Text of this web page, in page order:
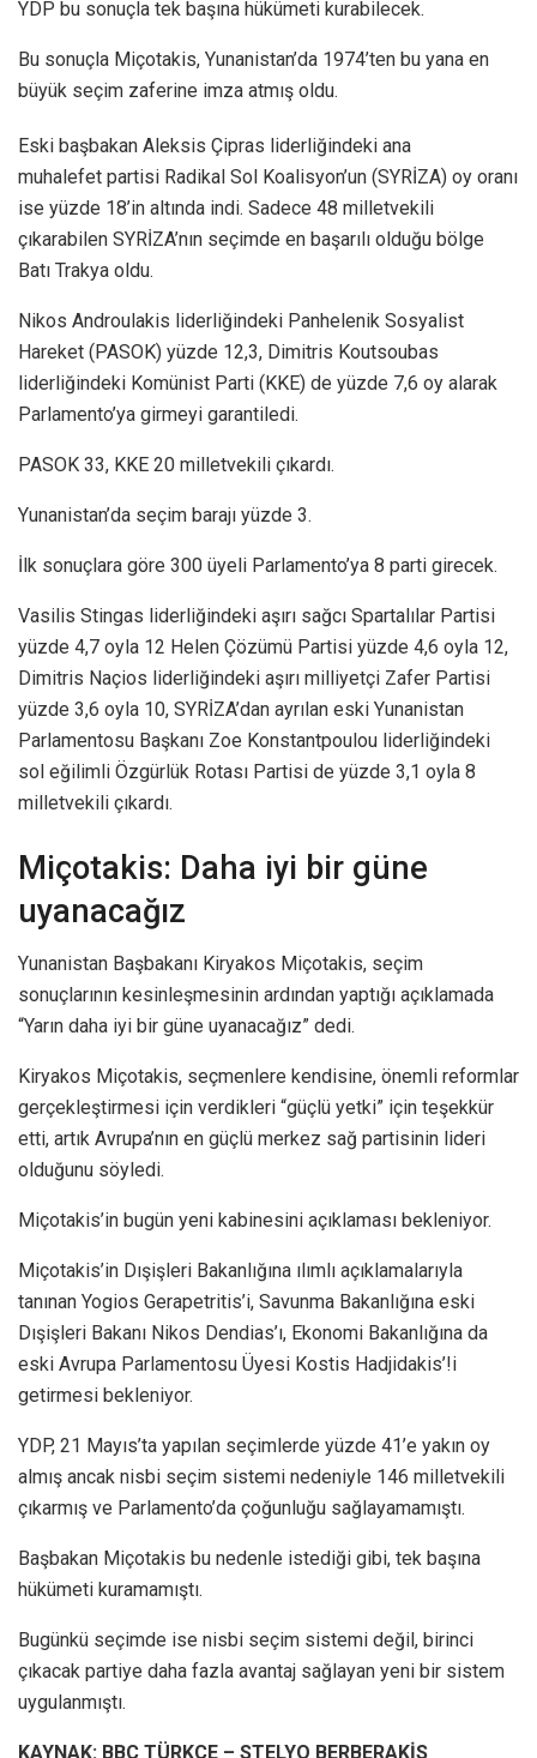
YDP bu sonuçla tek başına hükümeti kurabilecek.
Bu sonuçla Miçotakis, Yunanistan’da 1974’ten bu yana en
büyük seçim zaferine imza atmış oldu.
Eski başbakan Aleksis Çipras liderliğindeki ana
muhalefet partisi Radikal Sol Koalisyon’un (SYRİZA) oy oranı
ise yüzde 18’in altında indi. Sadece 48 milletvekili
çıkarabilen SYRİZA’nın seçimde en başarılı olduğu bölge
Batı Trakya oldu.
Nikos Androulakis liderliğindeki Panhelenik Sosyalist
Hareket (PASOK) yüzde 12,3, Dimitris Koutsoubas
liderliğindeki Komünist Parti (KKE) de yüzde 7,6 oy alarak
Parlamento’ya girmeyi garantiledi.
PASOK 33, KKE 20 milletvekili çıkardı.
Yunanistan’da seçim barajı yüzde 3.
İlk sonuçlara göre 300 üyeli Parlamento’ya 8 parti girecek.
Vasilis Stingas liderliğindeki aşırı sağcı Spartalılar Partisi
yüzde 4,7 oyla 12 Helen Çözümü Partisi yüzde 4,6 oyla 12,
Dimitris Naçios liderliğindeki aşırı milliyetçi Zafer Partisi
yüzde 3,6 oyla 10, SYRİZA’dan ayrılan eski Yunanistan
Parlamentosu Başkanı Zoe Konstantpoulou liderliğindeki
sol eğilimli Özgürlük Rotası Partisi de yüzde 3,1 oyla 8
milletvekili çıkardı.
Miçotakis: Daha iyi bir güne
uyanacağız
Yunanistan Başbakanı Kiryakos Miçotakis, seçim
sonuçlarının kesinleşmesinin ardından yaptığı açıklamada
“Yarın daha iyi bir güne uyanacağız” dedi.
Kiryakos Miçotakis, seçmenlere kendisine, önemli reformlar
gerçekleştirmesi için verdikleri “güçlü yetki” için teşekkür
etti, artık Avrupa’nın en güçlü merkez sağ partisinin lideri
olduğunu söyledi.
Miçotakis’in bugün yeni kabinesini açıklaması bekleniyor.
Miçotakis’in Dışişleri Bakanlığına ılımlı açıklamalarıyla
tanınan Yogios Gerapetritis’i, Savunma Bakanlığına eski
Dışişleri Bakanı Nikos Dendias’ı, Ekonomi Bakanlığına da
eski Avrupa Parlamentosu Üyesi Kostis Hadjidakis’!i
getirmesi bekleniyor.
YDP, 21 Mayıs’ta yapılan seçimlerde yüzde 41’e yakın oy
almış ancak nisbi seçim sistemi nedeniyle 146 milletvekili
çıkarmış ve Parlamento’da çoğunluğu sağlayamamıştı.
Başbakan Miçotakis bu nedenle istediği gibi, tek başına
hükümeti kuramamıştı.
Bugünkü seçimde ise nisbi seçim sistemi değil, birinci
çıkacak partiye daha fazla avantaj sağlayan yeni bir sistem
uygulanmıştı.
KAYNAK: BBC TÜRKÇE – STELYO BERBERAKİS